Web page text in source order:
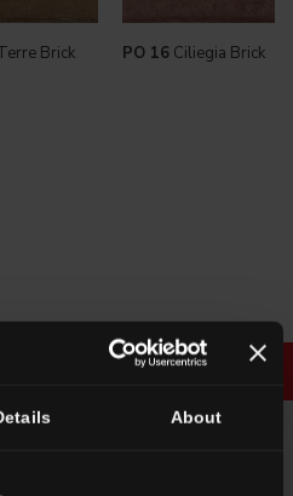
About
Brick PO 16Ciliegia Brick